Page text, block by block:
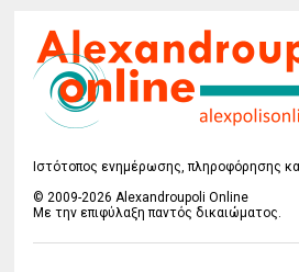
Ιστότοπος ενημέρωσης, πληροφόρησης
© 2009-2026 Alexandroupoli Online
Με την επιφύλαξη παντός δικαιώματος.